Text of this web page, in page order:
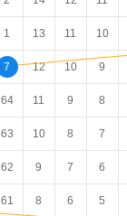
1 13 11 10
7 12 10 9
64 11 9 8
63 10 8 7
62 9 7 6
61 8 6 5